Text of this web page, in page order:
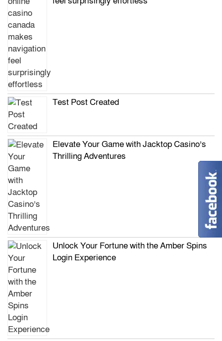
Test Post Created
Elevate Your Game with Jacktop Casino’s
Thrilling Adventures
Unlock Your Fortune with the Amber Spins
Login Experience